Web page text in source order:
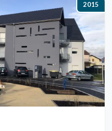
2015